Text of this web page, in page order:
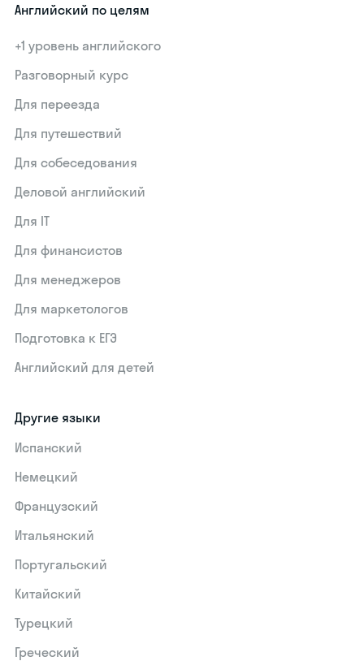
Английский по целям
+1 уровень английского
Разговорный курс
Для переезда
Для путешествий
Для собеседования
Деловой английский
Для IT
Для финансистов
Для менеджеров
Для маркетологов
Подготовка к ЕГЭ
Английский для детей
Другие языки
Испанский
Немецкий
Французский
Итальянский
Португальский
Китайский
Турецкий
Греческий